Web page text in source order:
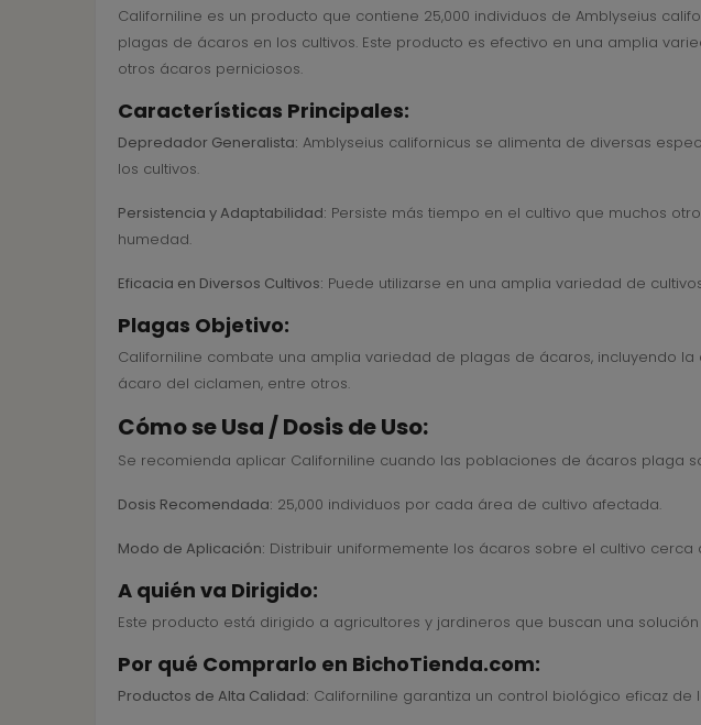
Californiline es un producto que contiene 25,000 individuos de Amblyseius
plagas de ácaros en los cultivos. Este producto es efectivo en una amplia
otros ácaros perniciosos.
Características Principales:
Depredador Generalista: Amblyseius californicus se alimenta de diversas
los cultivos.
Persistencia y Adaptabilidad: Persiste más tiempo en el cultivo que muchos
humedad.
Eficacia en Diversos Cultivos: Puede utilizarse en una amplia variedad de
Plagas Objetivo:
Californiline combate una amplia variedad de plagas de ácaros, incluyendo
ácaro del ciclamen, entre otros.
Cómo se Usa / Dosis de Uso:
Se recomienda aplicar Californiline cuando las poblaciones de ácaros plaga
Dosis Recomendada: 25,000 individuos por cada área de cultivo afectada.
Modo de Aplicación: Distribuir uniformemente los ácaros sobre el cultivo cerca
A quién va Dirigido:
Este producto está dirigido a agricultores y jardineros que buscan una
Por qué Comprarlo en BichoTienda.com:
Productos de Alta Calidad: Californiline garantiza un control biológico eficaz